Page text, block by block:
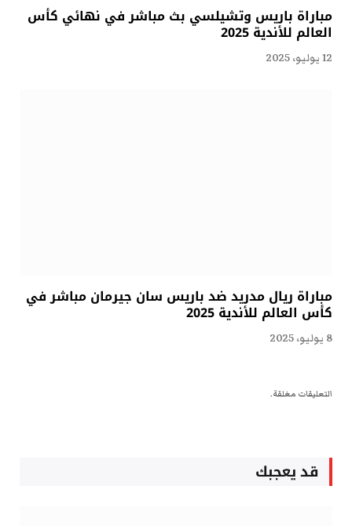
مباراة باريس وتشيلسي بث مباشر في نهائي كأس
العالم للأندية 2025
12 يوليو، 2025
مباراة ريال مدريد ضد باريس سان جيرمان مباشر في
كأس العالم للأندية 2025
8 يوليو، 2025
التعليقات مغلقة.
قد يعجبك